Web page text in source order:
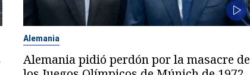
Alemania
Alemania pidió perdón por la masacre de